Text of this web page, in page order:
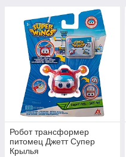
Робот трансформер
питомец Джетт Супер
Крылья